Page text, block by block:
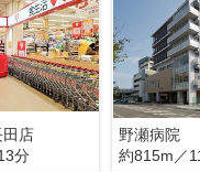
田店
分
野瀬病院
約815m／